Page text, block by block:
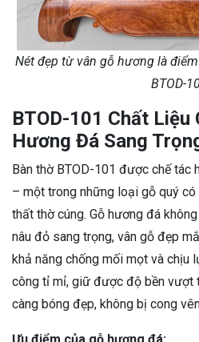
Nét đẹp từ vân gỗ hương là
BTOD-
BTOD-101 Chất Liệu
Hương Đá Sang
Bàn thờ BTOD-101 được chế tác
– một trong những loại gỗ quý
thất thờ cúng. Gỗ hương đá
nâu đỏ sang trọng, vân gỗ đẹp
khả năng chống mối mọt và chịu
công tỉ mỉ, giữ được độ bền vượt
càng bóng đẹp, không bị cong